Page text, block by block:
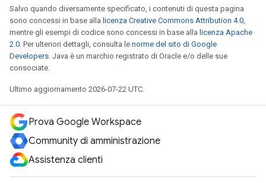
Salvo quando diversamente specificato, i contenuti di questa pagina
sono concessi in base alla licenza Creative Commons Attribution 4.0,
mentre gli esempi di codice sono concessi in base alla licenza Apache
2.0. Per ulteriori dettagli, consulta le norme del sito di Google
Developers. Java è un marchio registrato di Oracle e/o delle sue
consociate.
Ultimo aggiornamento 2026-07-22 UTC.
Prova Google Workspace
Community di amministrazione
Assistenza clienti